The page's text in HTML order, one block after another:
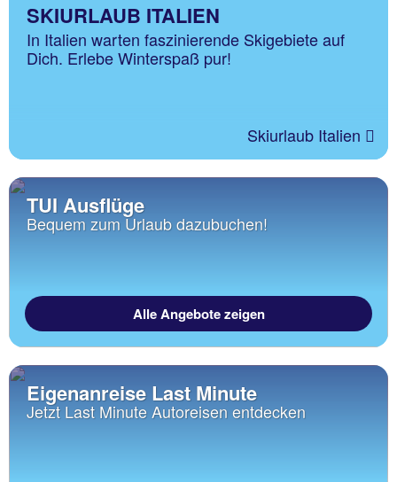
SKIURLAUB ITALIEN
In Italien warten faszinierende Skigebiete auf
Dich. Erlebe Winterspaß pur!
Skiurlaub Italien
TUI Ausflüge
Bequem zum Urlaub dazubuchen!
Alle Angebote zeigen
Eigenanreise Last Minute
Jetzt Last Minute Autoreisen entdecken